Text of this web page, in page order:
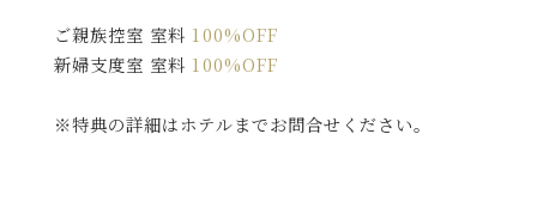
ご親族控室 室料 100%OFF
新婦支度室 室料 100%OFF
※特典の詳細はホテルまでお問合せください。